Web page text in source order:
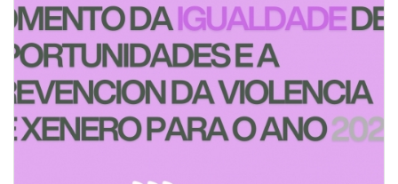
Medio rural